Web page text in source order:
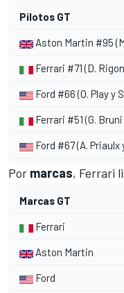
Pilotos GT
Aston Martin #95
Ferrari #71 (D.
Ford #66 (O. Play y
Ferrari #51 (G.
Ford #67 (A. Priaulx
Por marcas, Ferrari
Marcas GT
Ferrari
Aston Martin
Ford